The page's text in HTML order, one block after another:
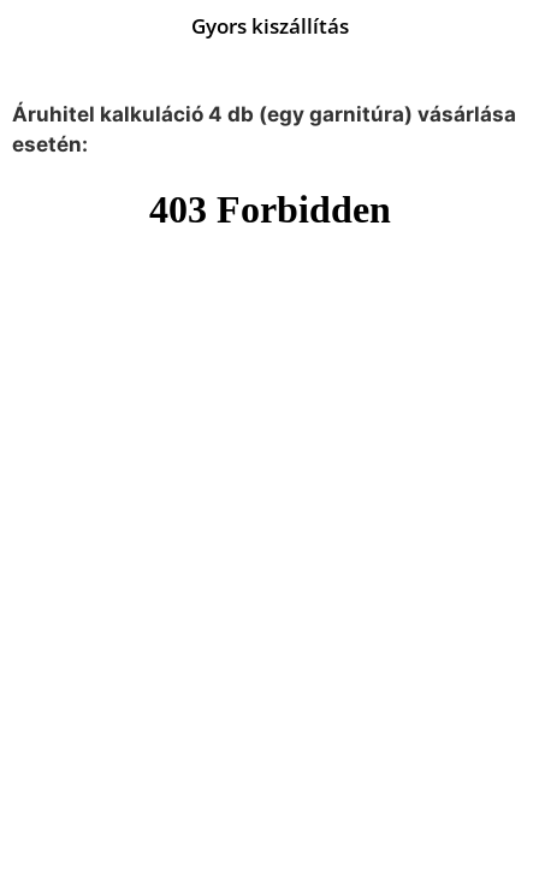
Gyors kiszállítás
Áruhitel kalkuláció 4 db (egy garnitúra) vásárlása
esetén: